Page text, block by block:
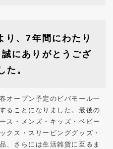
り、7年間にわたり
にありがとうござ
た。
オープン予定のビバモール一
ることになりました。最後の
ス・メンズ・キッズ・ベビー
クス・スリーピンググッズ・
、さらには生活雑貨に至るま